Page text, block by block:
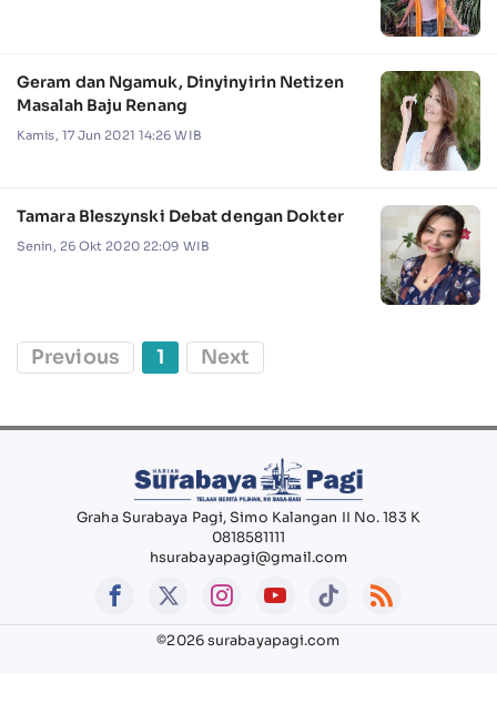
Geram dan Ngamuk, Dinyinyirin Netizen
Masalah Baju Renang
Kamis, 17 Jun 2021 14:26 WIB
Tamara Bleszynski Debat dengan Dokter
Senin, 26 Okt 2020 22:09 WIB
Previous 1 Next
Graha Surabaya Pagi, Simo Kalangan II No. 183 K
0818581111
hsurabayapagi@gmail.com
©2026 surabayapagi.com